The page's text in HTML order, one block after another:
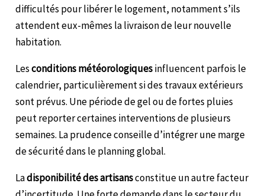
difficultés pour libérer le logement, notamment s’ils
attendent eux-mêmes la livraison de leur nouvelle
habitation.
Lesconditions météorologiquesinfluencent parfois le
calendrier, particulièrement si des travaux extérieurs
sont prévus. Une période de gel ou de fortes pluies
peut reporter certaines interventions de plusieurs
semaines. La prudence conseille d’intégrer une marge
de sécurité dans le planning global.
Ladisponibilité des artisansconstitue un autre facteur